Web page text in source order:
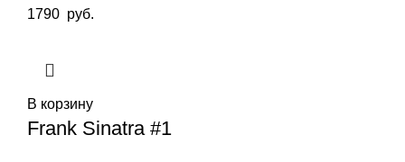
1790 руб.
В корзину
Frank Sinatra #1